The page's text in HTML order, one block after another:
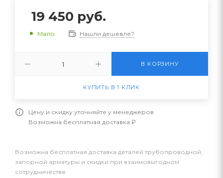
19 450 руб.
Мало Нашли дешевле?
В КОРЗИНУ
КУПИТЬ В 1 КЛИК
Цену и скидку уточняйте у менеджеров
Возможна бесплатная доставка ₽
Возможна бесплатная доставка деталей трубопроводной,
запорной арматуры и скидки при взаимовыгодном
сотрудничестве